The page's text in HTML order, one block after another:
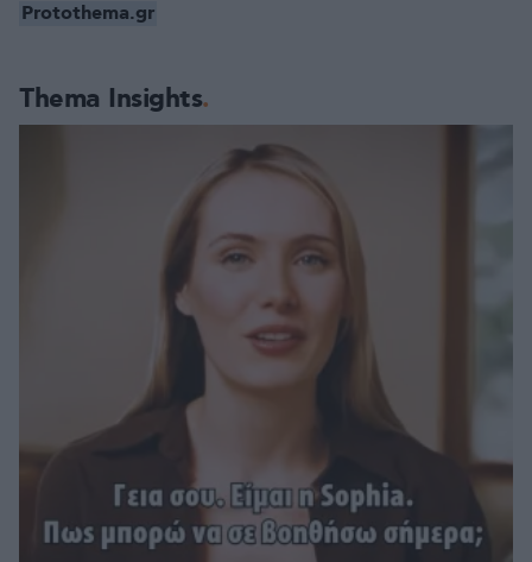
Thema Insights
Protothema.gr